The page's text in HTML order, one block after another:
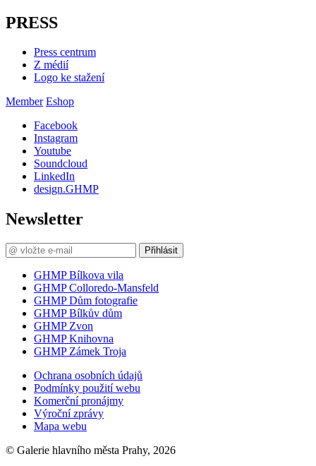
PRESS
Press centrum
Z médií
Logo ke stažení
Member Eshop
Facebook
Instagram
Youtube
Soundcloud
LinkedIn
design.GHMP
Newsletter
Přihlásit
GHMP Bílkova vila
GHMP Colloredo-Mansfeld
GHMP Dům fotografie
GHMP Bílkův dům
GHMP Zvon
GHMP Knihovna
GHMP Zámek Troja
Ochrana osobních údajů
Podmínky použití webu
Komerční pronájmy
Výroční zprávy
Mapa webu
© Galerie hlavního města Prahy, 2026